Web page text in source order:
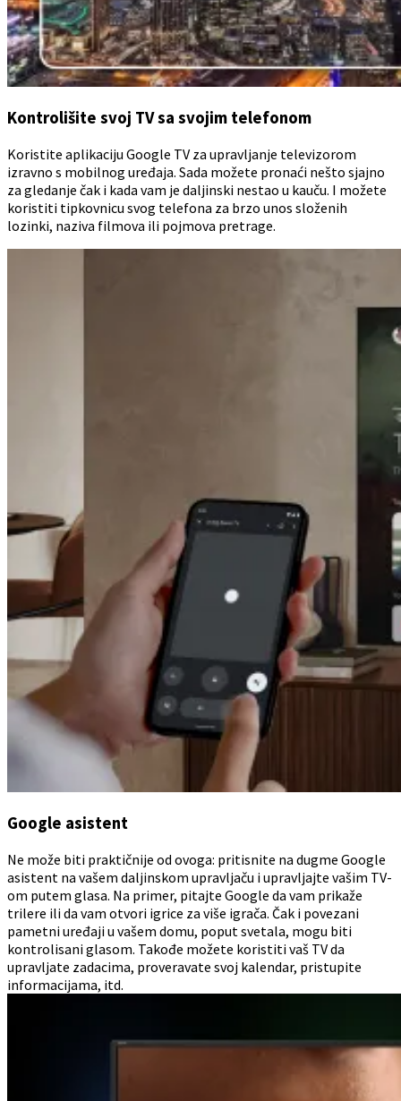
Kontrolišite svoj TV sa svojim telefonom
Koristite aplikaciju Google TV za upravljanje televizorom
izravno s mobilnog uređaja. Sada možete pronaći nešto sjajno
za gledanje čak i kada vam je daljinski nestao u kauču. I možete
koristiti tipkovnicu svog telefona za brzo unos složenih
lozinki, naziva filmova ili pojmova pretrage.
Google asistent
Ne može biti praktičnije od ovoga: pritisnite na dugme Google
asistent na vašem daljinskom upravljaču i upravljajte vašim TV-
om putem glasa. Na primer, pitajte Google da vam prikaže
trilere ili da vam otvori igrice za više igrača. Čak i povezani
pametni uređaji u vašem domu, poput svetala, mogu biti
kontrolisani glasom. Takođe možete koristiti vaš TV da
upravljate zadacima, proveravate svoj kalendar, pristupite
informacijama, itd.